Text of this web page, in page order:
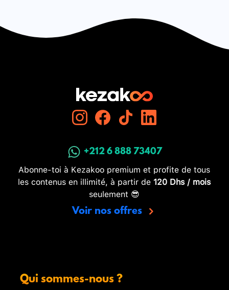
+212 6 888 73407
Abonne-toi à Kezakoo premium et profite de tous
les contenus en illimité, à partir de 120 Dhs / mois
seulement 😎
Voir nos offres
Qui sommes-nous ?